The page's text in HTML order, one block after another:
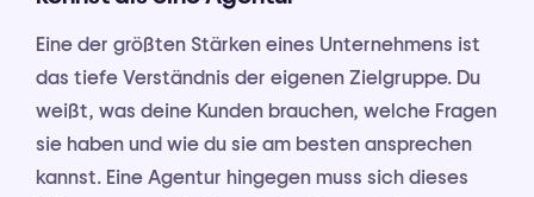
Eine der größten Stärken eines Unternehmens ist
das tiefe Verständnis der eigenen Zielgruppe. Du
weißt, was deine Kunden brauchen, welche Fragen
sie haben und wie du sie am besten ansprechen
kannst. Eine Agentur hingegen muss sich dieses